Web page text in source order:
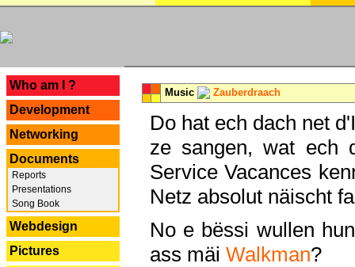
Who am I ?
Development
Networking
Documents
Reports
Presentations
Song Book
Webdesign
Pictures
Music Zauberdraach
Do hat ech dach net
ze sangen, wat ech
Service Vacances
Netz absolut näischt
No e bëssi wullen
ass mäi Walkman?